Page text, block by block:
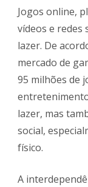
Jogos online,
vídeos e redes
lazer. De
mercado de
95 milhões de
lazer, mas
social,
físico.
A